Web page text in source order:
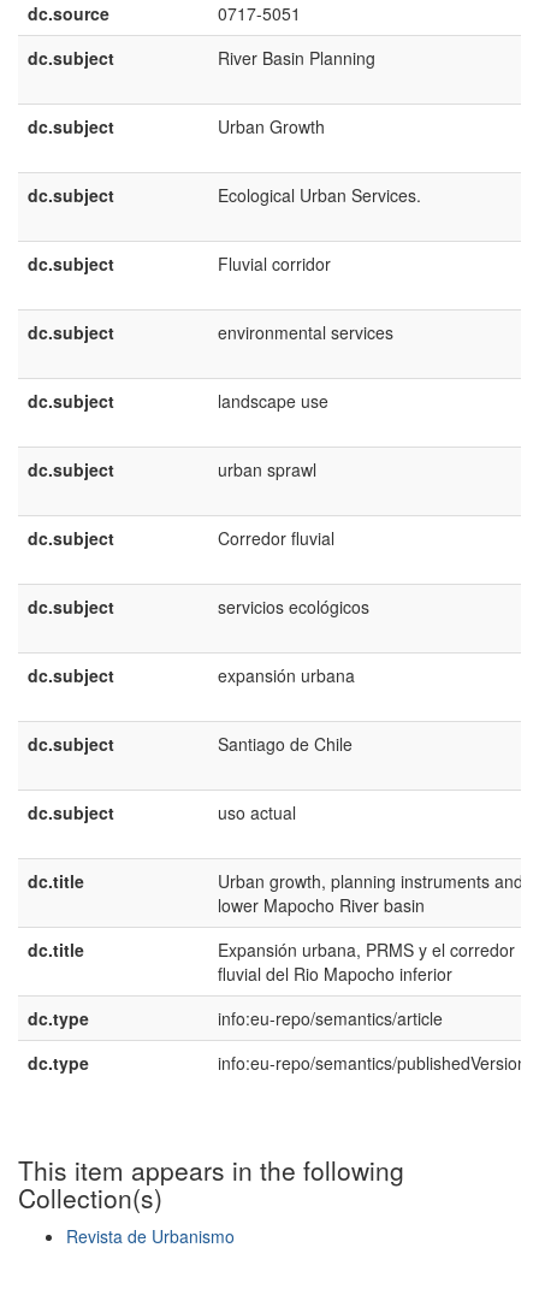
dc.source
0717-5051
dc.subject
River Basin Planning
dc.subject Urban Growth
dc.subject Ecological Urban Services.
dc.subject Fluvial corridor
dc.subject environmental services
dc.subject landscape use
dc.subject urban sprawl
dc.subject Corredor fluvial
dc.subject servicios ecológicos
dc.subject expansión urbana
dc.subject Santiago de Chile
dc.subject uso actual
dc.title
Urban growth, planning instruments and
lower Mapocho River basin
dc.title
Expansión urbana, PRMS y el corredor
fluvial del Rio Mapocho inferior
dc.type
info:eu-repo/semantics/article
dc.type
info:eu-repo/semantics/publishedVersion
This item appears in the following
Collection(s)
Revista de Urbanismo